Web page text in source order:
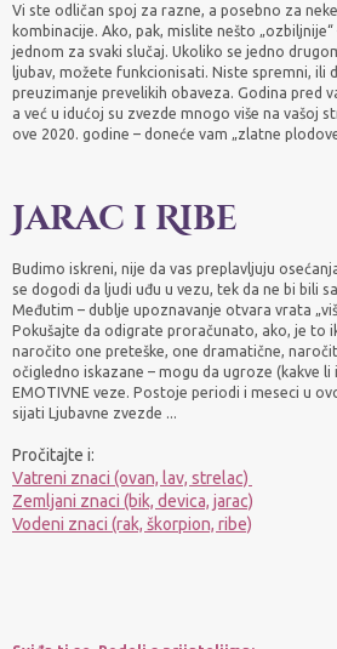
Vi ste odličan spoj za razne, a posebno za
kombinacije. Ako, pak, mislite nešto
jednom za svaki slučaj. Ukoliko se jedno
ljubav, možete funkcionisati. Niste spremni, ili
preuzimanje prevelikih obaveza. Godina pred
a već u idućoj su zvezde mnogo više na vašoj
ove 2020. godine – doneće vam „zlatne
Jarac i Ribe
Budimo iskreni, nije da vas preplavljuju
se dogodi da ljudi uđu u vezu, tek da ne bi bili
Međutim – dublje upoznavanje otvara vrata
Pokušajte da odigrate proračunato, ako, je to
naročito one preteške, one dramatične,
očigledno iskazane – mogu da ugroze (kakve li
EMOTIVNE veze. Postoje periodi i meseci u
sijati Ljubavne zvezde ...
Pročitajte i:
Vatreni znaci (ovan, lav, strelac)
Zemljani znaci (bik, devica, jarac)
Vodeni znaci (rak, škorpion, ribe)